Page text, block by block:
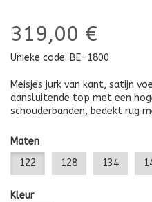
319,00 €
Unieke code: BE-1800
Meisjes jurk van kant, satijn
aansluitende top met een
schouderbanden, bedekt rug
Maten
122
128 134
Kleur